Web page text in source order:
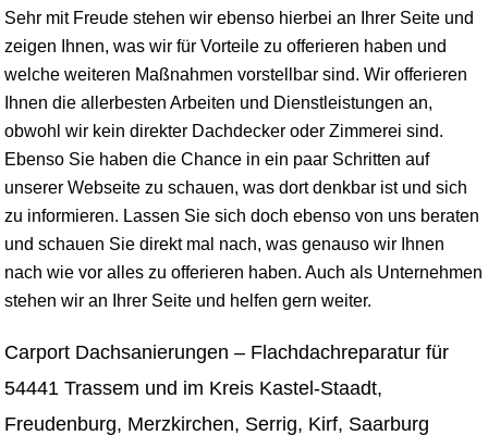
Sehr mit Freude stehen wir ebenso hierbei an Ihrer Seite und
zeigen Ihnen, was wir für Vorteile zu offerieren haben und
welche weiteren Maßnahmen vorstellbar sind. Wir offerieren
Ihnen die allerbesten Arbeiten und Dienstleistungen an,
obwohl wir kein direkter Dachdecker oder Zimmerei sind.
Ebenso Sie haben die Chance in ein paar Schritten auf
unserer Webseite zu schauen, was dort denkbar ist und sich
zu informieren. Lassen Sie sich doch ebenso von uns beraten
und schauen Sie direkt mal nach, was genauso wir Ihnen
nach wie vor alles zu offerieren haben. Auch als Unternehmen
stehen wir an Ihrer Seite und helfen gern weiter.
Carport Dachsanierungen – Flachdachreparatur für
54441 Trassem und im Kreis Kastel-Staadt,
Freudenburg, Merzkirchen, Serrig, Kirf, Saarburg